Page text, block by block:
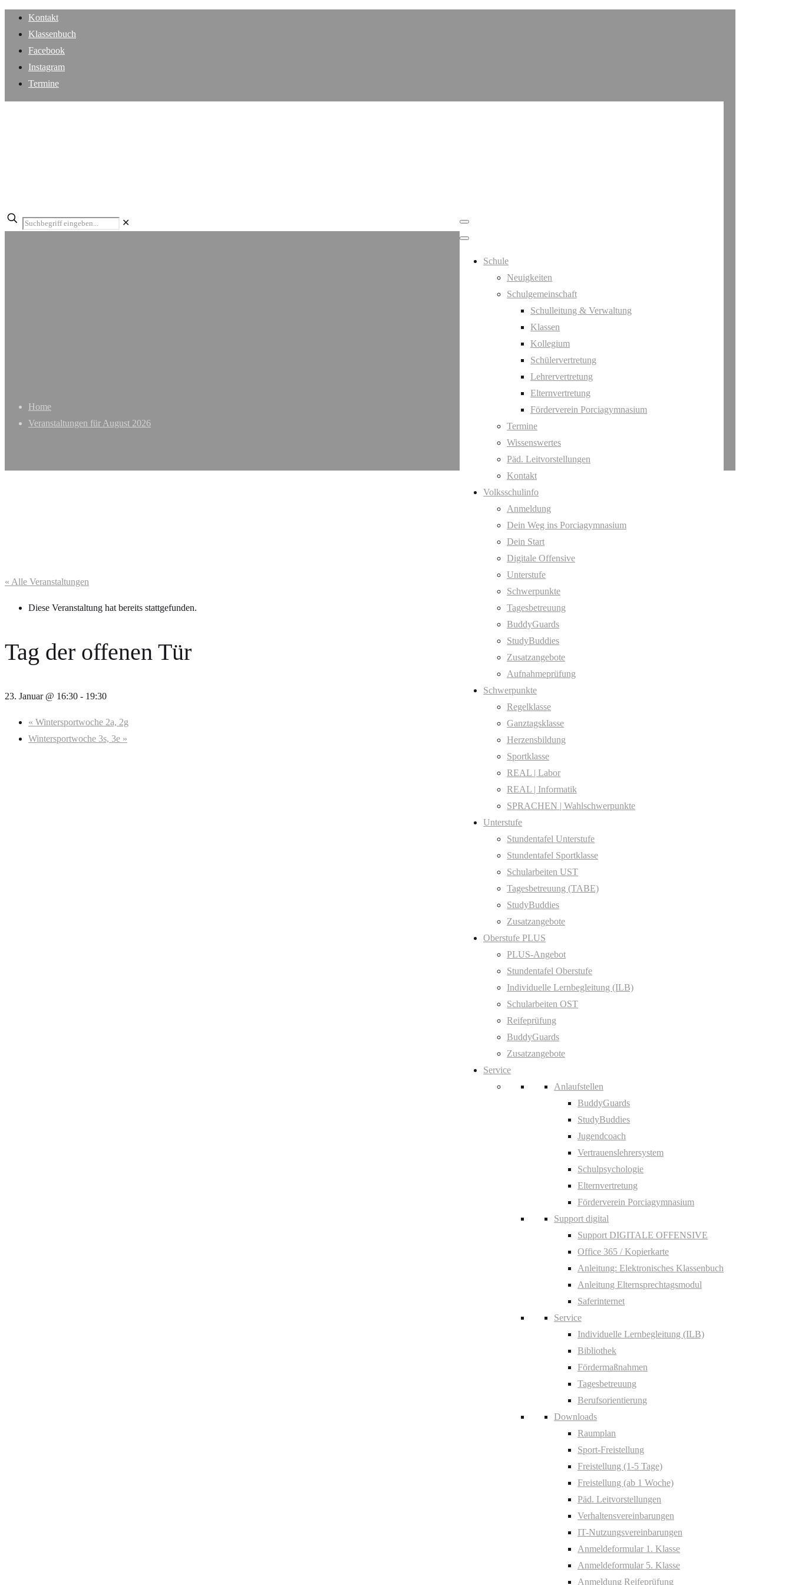
Kontakt
Klassenbuch
Facebook
Instagram
Termine
Schule
Neuigkeiten
Schulgemeinschaft
Schulleitung & Verwaltung
Klassen
Kollegium
Schülervertretung
Lehrervertretung
Elternvertretung
Förderverein Porciagymnasium
Termine
Wissenswertes
Päd. Leitvorstellungen
Kontakt
Volksschulinfo
Anmeldung
Dein Weg ins Porciagymnasium
Dein Start
Digitale Offensive
Unterstufe
Schwerpunkte
Tagesbetreuung
BuddyGuards
StudyBuddies
Zusatzangebote
Aufnahmeprüfung
Schwerpunkte
Regelklasse
Ganztagsklasse
Herzensbildung
Sportklasse
REAL | Labor
REAL | Informatik
SPRACHEN | Wahlschwerpunkte
Unterstufe
Stundentafel Unterstufe
Stundentafel Sportklasse
Schularbeiten UST
Tagesbetreuung (TABE)
StudyBuddies
Zusatzangebote
Oberstufe PLUS
PLUS-Angebot
Stundentafel Oberstufe
Individuelle Lernbegleitung (ILB)
Schularbeiten OST
Reifeprüfung
BuddyGuards
Zusatzangebote
Service
Anlaufstellen
BuddyGuards
StudyBuddies
Jugendcoach
Vertrauenslehrersystem
Schulpsychologie
Elternvertretung
Förderverein Porciagymnasium
Support digital
Support DIGITALE OFFENSIVE
Office 365 / Kopierkarte
Anleitung: Elektronisches Klassenbuch
Anleitung Elternsprechtagsmodul
Saferinternet
Service
Individuelle Lernbegleitung (ILB)
Bibliothek
Fördermaßnahmen
Tagesbetreuung
Berufsorientierung
Downloads
Raumplan
Sport-Freistellung
Freistellung (1-5 Tage)
Freistellung (ab 1 Woche)
Päd. Leitvorstellungen
Verhaltensvereinbarungen
IT-Nutzungsvereinbarungen
Anmeldeformular 1. Klasse
Anmeldeformular 5. Klasse
Anmeldung Reifeprüfung
✕
Home
Veranstaltungen für August 2026
« Alle Veranstaltungen
Diese Veranstaltung hat bereits stattgefunden.
Tag der offenen Tür
23. Januar @ 16:30 - 19:30
« Wintersportwoche 2a, 2g
Wintersportwoche 3s, 3e »